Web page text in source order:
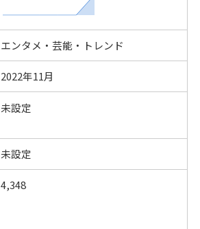
エンタメ・芸能・トレンド
2022年11月
未設定
未設定
4,348